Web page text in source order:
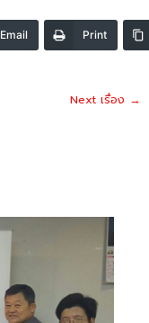
Email Print
Next เรื่อง →